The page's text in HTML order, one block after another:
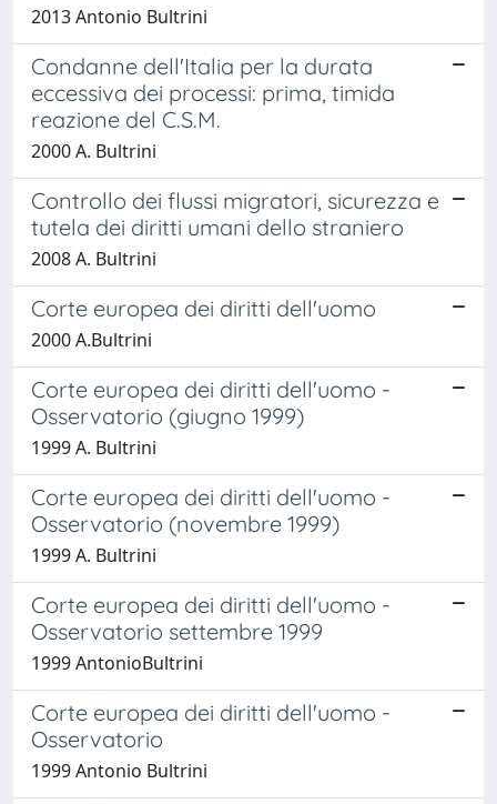
2013 Antonio Bultrini
Condanne dell'Italia per la durata
eccessiva dei processi: prima, timida
reazione del C.S.M.
2000 A. Bultrini
Controllo dei flussi migratori, sicurezza e
tutela dei diritti umani dello straniero
2008 A. Bultrini
Corte europea dei diritti dell'uomo
2000 A.Bultrini
Corte europea dei diritti dell'uomo -
Osservatorio (giugno 1999)
1999 A. Bultrini
Corte europea dei diritti dell'uomo -
Osservatorio (novembre 1999)
1999 A. Bultrini
Corte europea dei diritti dell'uomo -
Osservatorio settembre 1999
1999 AntonioBultrini
Corte europea dei diritti dell'uomo -
Osservatorio
1999 Antonio Bultrini